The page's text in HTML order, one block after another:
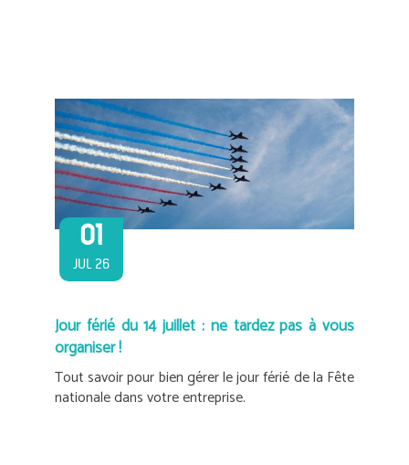
01
JUL 26
Jour férié du 14 juillet : ne tardez pas à vous
organiser !
Tout savoir pour bien gérer le jour férié de la Fête
nationale dans votre entreprise.